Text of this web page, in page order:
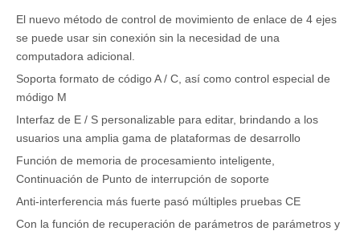
El nuevo método de control de movimiento de enlace de 4 ejes
se puede usar sin conexión sin la necesidad de una
computadora adicional.
Soporta formato de código A / C, así como control especial de
módigo M
Interfaz de E / S personalizable para editar, brindando a los
usuarios una amplia gama de plataformas de desarrollo
Función de memoria de procesamiento inteligente,
Continuación de Punto de interrupción de soporte
Anti-interferencia más fuerte pasó múltiples pruebas CE
Con la función de recuperación de parámetros de parámetros y